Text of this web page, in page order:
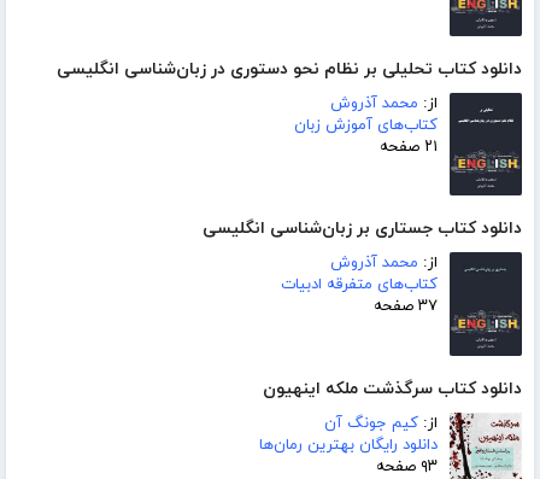
دانلود کتاب تحلیلی بر نظام نحو دستوری در زبان‌شناسی انگلیسی
از: محمد آذروش
کتاب‌های آموزش زبان
۲۱ صفحه
دانلود کتاب جستاری بر زبان‌شناسی انگلیسی
از: محمد آذروش
کتاب‌های متفرقه ادبیات
۳۷ صفحه
دانلود کتاب سرگذشت ملکه اینهیون
از: کیم جونگ آن
دانلود رایگان بهترین رمان‌ها
۹۳ صفحه